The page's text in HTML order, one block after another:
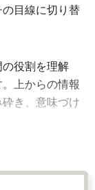
目線に切り替
役割を理解
上からの情報
き、意味づけ